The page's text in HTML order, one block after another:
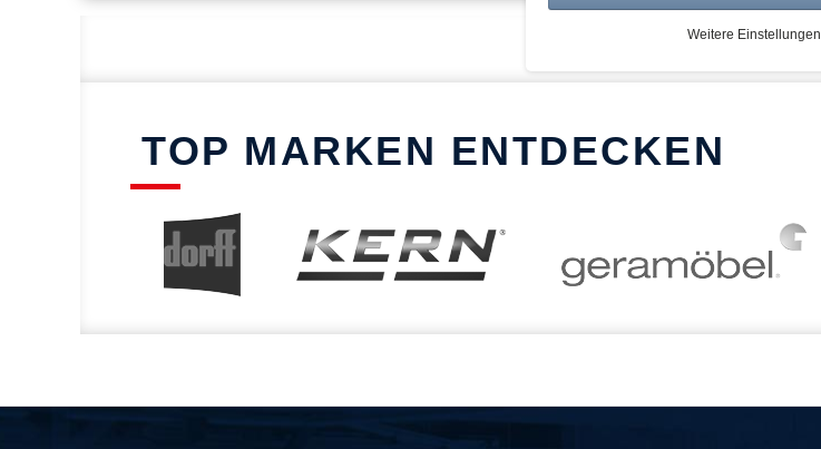
TOP MARKEN ENTDECKEN
Weitere Einstellungen